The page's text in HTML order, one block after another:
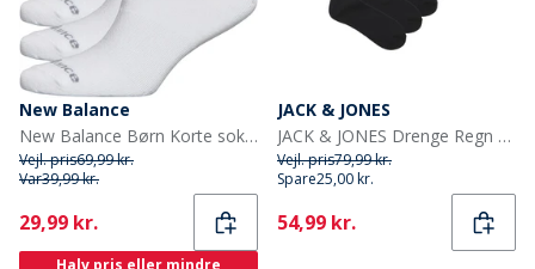
New Balance
New Balance Børn Korte sokker Hvid
Vejl. pris69,99 kr.
Var39,99 kr.
Current
29,99 kr.
Halv pris eller mindre
JACK & JONES
JACK & JONES Drenge Regn 5-pak Crew Sokker Sort
Vejl. pris79,99 kr.
Spare25,00 kr.
Current
54,99 kr.